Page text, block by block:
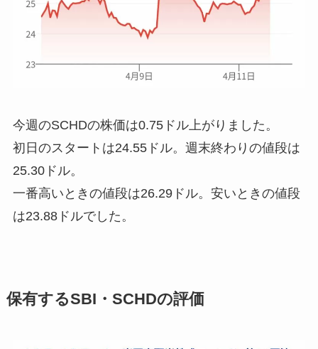
今週のSCHDの株価は0.75ドル上がりました 。
初日のスタートは24.55ドル。週末終わりの値段は
25.30ドル。
一番高いときの値段は26.29ドル。安いときの値段
は23.88ドルでした。
保有するSBI・SCHDの評価